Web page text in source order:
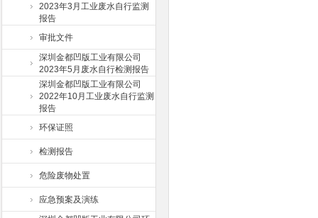
2023年3月工业废水自行监测
报告
审批文件
深圳金都凹版工业有限公司
2023年5月废水自行检测报告
深圳金都凹版工业有限公司
2022年10月工业废水自行监测
报告
环保证照
检测报告
危险废物处置
应急预案及演练